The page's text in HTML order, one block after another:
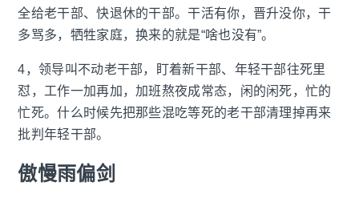
全给老干部、快退休的干部。干活有你，晋升没你，干
多骂多，牺牲家庭，换来的就是“啥也没有”。
4，领导叫不动老干部，盯着新干部、年轻干部往死里
怼，工作一加再加，加班熬夜成常态，闲的闲死，忙的
忙死。什么时候先把那些混吃等死的老干部清理掉再来
批判年轻干部。
傲慢雨偏剑